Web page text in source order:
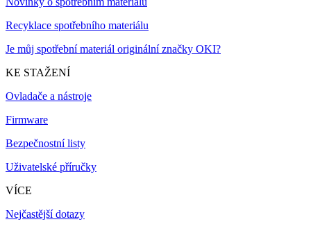
Recyklace spotřebního materiálu
Je můj spotřební materiál originální značky OKI?
KE STAŽENÍ
Ovladače a nástroje
Firmware
Bezpečnostní listy
Uživatelské příručky
VÍCE
Nejčastější dotazy